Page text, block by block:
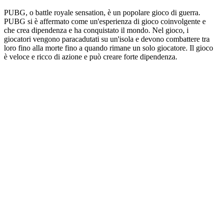
PUBG, o battle royale sensation, è un popolare gioco di guerra.
PUBG si è affermato come un'esperienza di gioco coinvolgente e
che crea dipendenza e ha conquistato il mondo. Nel gioco, i
giocatori vengono paracadutati su un'isola e devono combattere tra
loro fino alla morte fino a quando rimane un solo giocatore. Il gioco
è veloce e ricco di azione e può creare forte dipendenza.